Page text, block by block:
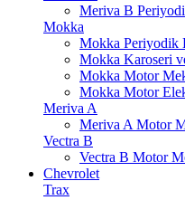
Meriva B
Mokka
Mokka Periyodik
Mokka Karoseri
Mokka Motor
Mokka Motor
Meriva A
Meriva A Motor
Vectra B
Vectra B Motor
Chevrolet
Trax